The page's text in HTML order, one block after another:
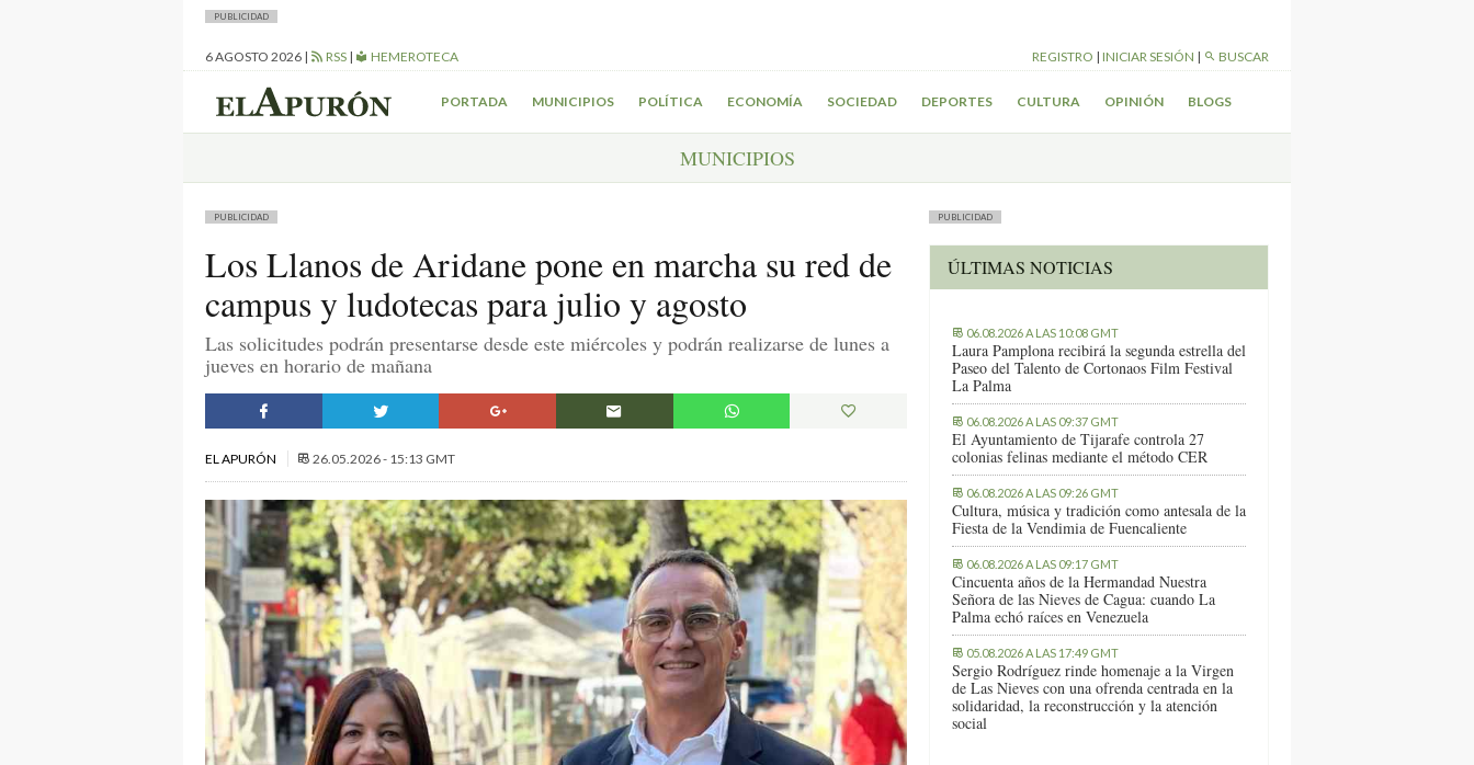
PUBLICIDAD
6 AGOSTO 2026 | RSS | HEMEROTECA REGISTRO | INICIAR SESIÓN | BUSCAR
PORTADA MUNICIPIOS POLÍTICA ECONOMÍA SOCIEDAD DEPORTES CULTURA OPINIÓN BLOGS
MUNICIPIOS
PUBLICIDAD
Los Llanos de Aridane pone en marcha su red de
campus y ludotecas para julio y agosto
Las solicitudes podrán presentarse desde este miércoles y podrán realizarse de lunes a
jueves en horario de mañana
EL APURÓN 26.05.2026 - 15:13 GMT
PUBLICIDAD
ÚLTIMAS NOTICIAS
06.08.2026 A LAS 10:08 GMT
Laura Pamplona recibirá la segunda estrella del
Paseo del Talento de Cortonaos Film Festival
La Palma
06.08.2026 A LAS 09:37 GMT
El Ayuntamiento de Tijarafe controla 27
colonias felinas mediante el método CER
06.08.2026 A LAS 09:26 GMT
Cultura, música y tradición como antesala de la
Fiesta de la Vendimia de Fuencaliente
06.08.2026 A LAS 09:17 GMT
Cincuenta años de la Hermandad Nuestra
Señora de las Nieves de Cagua: cuando La
Palma echó raíces en Venezuela
05.08.2026 A LAS 17:49 GMT
Sergio Rodríguez rinde homenaje a la Virgen
de Las Nieves con una ofrenda centrada en la
solidaridad, la reconstrucción y la atención
social